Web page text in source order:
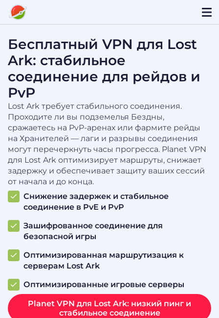
Бесплатный VPN для Lost
Ark: стабильное
соединение для рейдов и
PvP
Lost Ark требует стабильного соединения.
Проходите ли вы подземелья Бездны,
сражаетесь на PvP-аренах или фармите рейды
на Хранителей — лаги и разрывы соединения
могут перечеркнуть часы прогресса. Planet VPN
для Lost Ark оптимизирует маршруты, снижает
задержку и обеспечивает защиту ваших сессий
от начала и до конца.
Снижение задержек и стабильное
соединение в PvE и PvP
Зашифрованное соединение для
безопасной игры
Оптимизированная маршрутизация к
серверам Lost Ark
Оптимизированные игровые серверы
Planet VPN для Lost Ark: низкий пинг и
стабильное соединение